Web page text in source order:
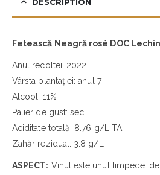
Fetească Neagră rosé DOC
Anul recoltei: 2022
Vârsta plantației: anul 7
Alcool: 11%
Palier de gust: sec
Aciditate totală: 8.76 g/L TA
Zahăr rezidual: 3.8 g/L
ASPECT: Vinul este unul limpede,